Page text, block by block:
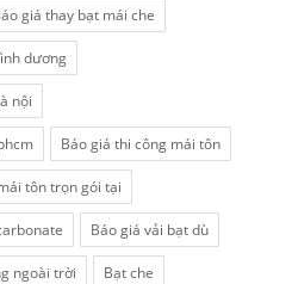
giá thay bạt mái che
dương
nội
Báo giá thi công mái tôn
tôn trọn gói tại
Báo giá vải bạt dù
ngoài trời Bạt che